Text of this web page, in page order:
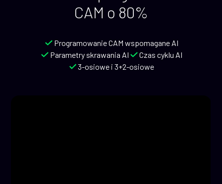
CAM o 80%
Programowanie CAM wspomagane AI
Parametry skrawania AI
Czas cyklu AI
3-osiowe i 3+2-osiowe